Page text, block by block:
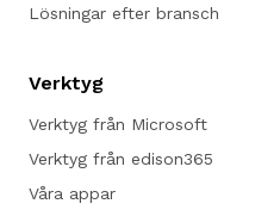
Lösningar efter bransch
Verktyg
Verktyg från Microsoft
Verktyg från edison365
Våra appar